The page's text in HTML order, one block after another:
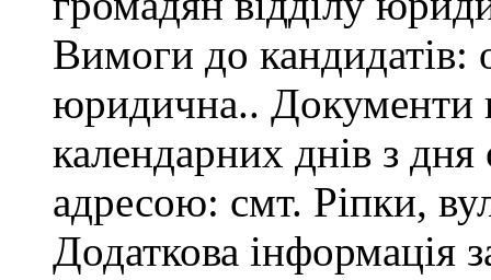
Вимоги до кандидатів:
юридична.. Документи
календарних днів з
адресою: смт. Ріпки,
Додаткова інформація